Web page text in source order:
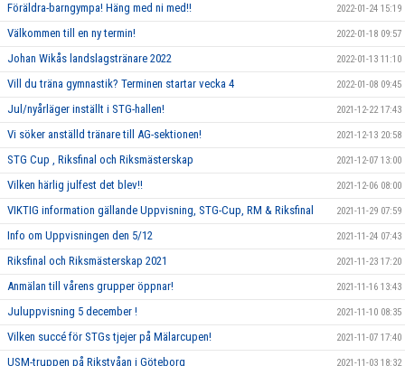
Föräldra-barngympa! Häng med ni med!! 2022-01-24 15:19
Välkommen till en ny termin! 2022-01-18 09:57
Johan Wikås landslagstränare 2022 2022-01-13 11:10
Vill du träna gymnastik? Terminen startar vecka 4 2022-01-08 09:45
Jul/nyårläger inställt i STG-hallen! 2021-12-22 17:43
Vi söker anställd tränare till AG-sektionen! 2021-12-13 20:58
STG Cup , Riksfinal och Riksmästerskap 2021-12-07 13:00
Vilken härlig julfest det blev!! 2021-12-06 08:00
VIKTIG information gällande Uppvisning, STG-Cup, RM & Riksfinal 2021-11-29 07:59
Info om Uppvisningen den 5/12 2021-11-24 07:43
Riksfinal och Riksmästerskap 2021 2021-11-23 17:20
Anmälan till vårens grupper öppnar! 2021-11-16 13:43
Juluppvisning 5 december ! 2021-11-10 08:35
Vilken succé för STGs tjejer på Mälarcupen! 2021-11-07 17:40
USM-truppen på Rikstvåan i Göteborg 2021-11-03 18:32